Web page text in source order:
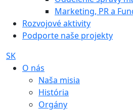
Marketing, PR a
Rozvojové aktivity
Podporte naše projekty
SK
O nás
Naša misia
História
Orgány